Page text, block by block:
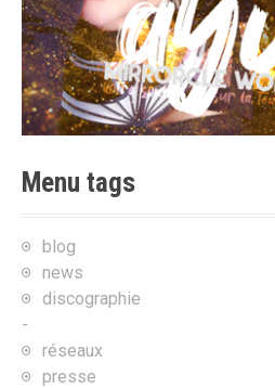
Menu tags
blog
news
discographie
-
réseaux
presse